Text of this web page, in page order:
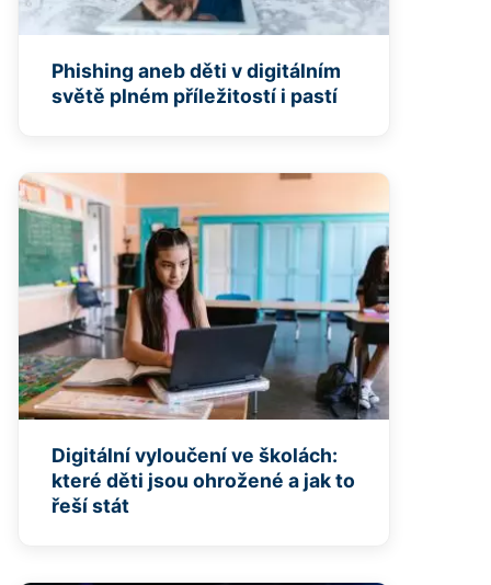
Phishing aneb děti v digitálním
světě plném příležitostí i pastí
Digitální vyloučení ve školách:
které děti jsou ohrožené a jak to
řeší stát